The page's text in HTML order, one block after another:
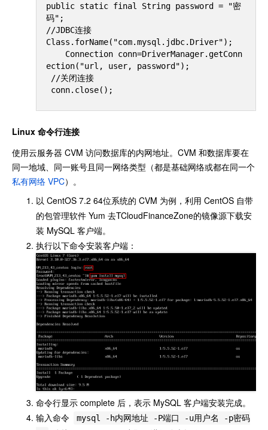
public static final String password = "密
码";
//JDBC连接
Class.forName("com.mysql.jdbc.Driver");
ection("url, user, password");
Linux 命令行连接
使用云服务器 CVM 访问数据库的内网地址。CVM 和数据库要在
同一地域、同一账号且同一网络类型（都是基础网络或都在同一个
私有网络 VPC）。
以 CentOS 7.2 64位系统的 CVM 为例，利用 CentOS 自带
的包管理软件 Yum 去TCloudFinanceZone的镜像源下载安
装 MySQL 客户端。
执行以下命令安装客户端：
命令行显示 complete 后，表示 MySQL 客户端安装完成。
输入命令
mysql -h内网地址 -P端口 -u用户名 -p密码